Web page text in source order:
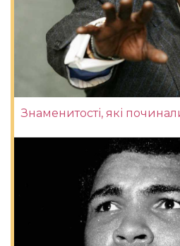
Знаменитості, які